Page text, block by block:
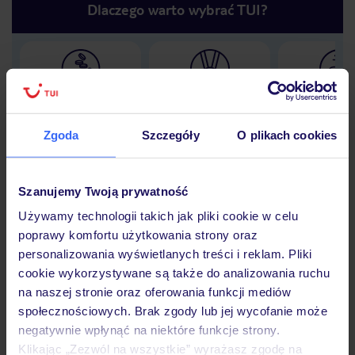
Zgoda Szczegóły O plikach cookies
Szanujemy Twoją prywatność
Używamy technologii takich jak pliki cookie w celu
poprawy komfortu użytkowania strony oraz
personalizowania wyświetlanych treści i reklam. Pliki
cookie wykorzystywane są także do analizowania ruchu
na naszej stronie oraz oferowania funkcji mediów
społecznościowych. Brak zgody lub jej wycofanie może
negatywnie wpłynąć na niektóre funkcje strony.
Klikając „Zezwól na wszystkie” wyrażasz zgodę na
Dlaczego warto wybrać TUI?
Lider niskich cen 30 lat w
Hotel
Opinie
Pokoje